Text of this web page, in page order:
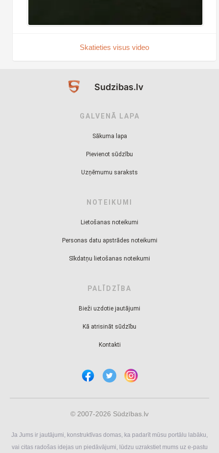
Skatieties visus video
Sudzibas.lv
GALVENĀ LAPA
Sākuma lapa
Pievienot sūdzību
Uzņēmumu saraksts
NOTEIKUMI
Lietošanas noteikumi
Personas datu apstrādes noteikumi
Sīkdatņu lietošanas noteikumi
PALĪDZĪBA
Bieži uzdotie jautājumi
Kā atrisināt sūdzību
Kontakti
© 2007-2026 Sūdzības.lv
Ja Jums ir jautājumi, konstruktīvas domas, ka padarīt mūsu portālu labāku,
vai citas radošas idejas un piedāvājumi, lūdzu uzrakstiet mums uz e-pastu